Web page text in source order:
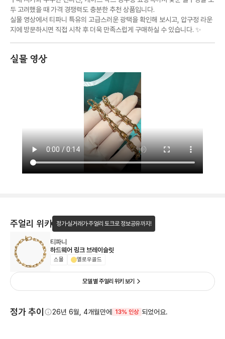
두 고려했을 때 가격 경쟁력도 충분한 추천 상품입니다.
실물 영상에서 티파니 특유의 고급스러운 광택을 확인해 보시고, 압구정 라운
지에 방문하시면 직접 시착 후 더욱 만족스럽게 구매하실 수 있습니다. ✨
실물 영상
주얼리 위키 정가·실거래가·주얼리 토크로 정보공유까지!
티파니
하드웨어 링크 브레이슬릿
스몰 옐로우골드
모델 별 주얼리 위키 보기
정가 추이 26년 6월, 4개월만에 13% 인상 되었어요.